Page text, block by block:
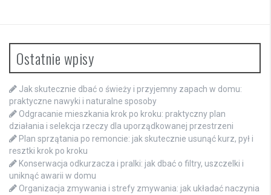
Ostatnie wpisy
Jak skutecznie dbać o świeży i przyjemny zapach w domu:
praktyczne nawyki i naturalne sposoby
Odgracanie mieszkania krok po kroku: praktyczny plan
działania i selekcja rzeczy dla uporządkowanej przestrzeni
Plan sprzątania po remoncie: jak skutecznie usunąć kurz, pył i
resztki krok po kroku
Konserwacja odkurzacza i pralki: jak dbać o filtry, uszczelki i
uniknąć awarii w domu
Organizacja zmywania i strefy zmywania: jak układać naczynia